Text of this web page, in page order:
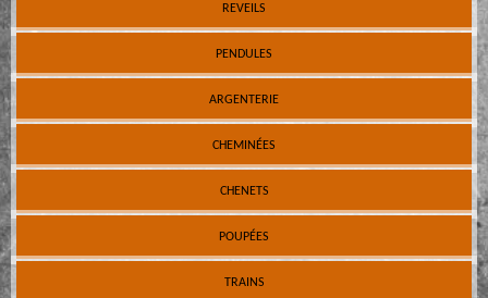
REVEILS
PENDULES
ARGENTERIE
CHEMINÉES
CHENETS
POUPÉES
TRAINS